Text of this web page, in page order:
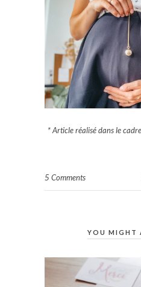
* Article réalisé dans le
5 Comments
YOU MIGHT